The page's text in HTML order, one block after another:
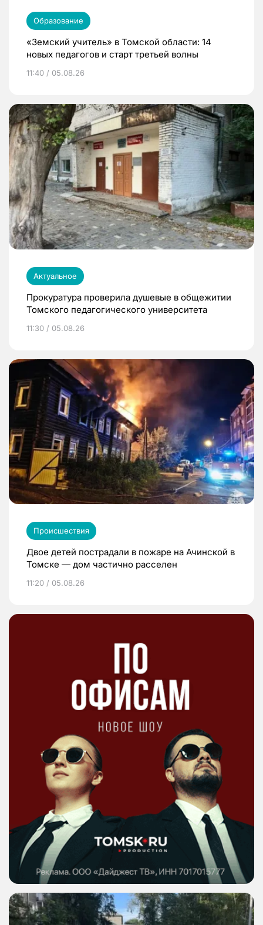
Образование
«Земский учитель» в Томской области: 14
новых педагогов и старт третьей волны
11:40 / 05.08.26
Актуальное
Прокуратура проверила душевые в общежитии
Томского педагогического университета
11:30 / 05.08.26
Происшествия
Двое детей пострадали в пожаре на Ачинской в
Томске — дом частично расселен
11:20 / 05.08.26